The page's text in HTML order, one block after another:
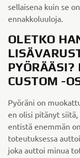
sellaisena kuin se
ennakkoluuloja.
OLETKO
PYÖRÄÄSI?
CUSTOM -
Pyöräni on
en olisi pitänyt siitä,
entistä enemmän
toteutuksessa
joka auttoi minua